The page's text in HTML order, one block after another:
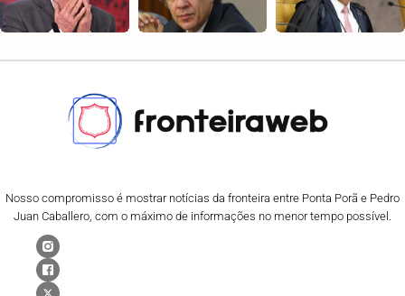
Nosso compromisso é mostrar notícias da fronteira entre Ponta Porã e Pedro
Juan Caballero, com o máximo de informações no menor tempo possível.